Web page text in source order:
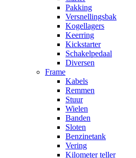
Pakking
Versnellingsbak
Kogellagers
Keerring
Kickstarter
Schakelpedaal
Diversen
Frame
Kabels
Remmen
Stuur
Wielen
Banden
Sloten
Benzinetank
Vering
Kilometer teller